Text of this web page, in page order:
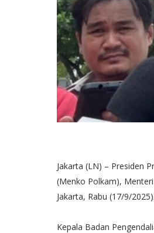
Jakarta (LN) – Presiden
(Menko Polkam),
Jakarta, Rabu (17/9/2025).
Kepala Badan